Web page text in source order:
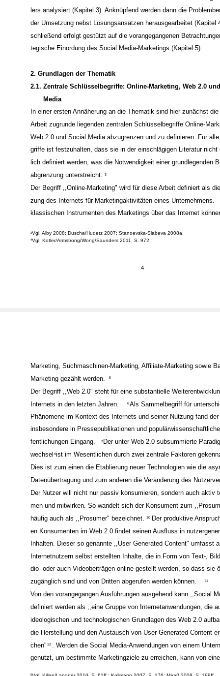
aufbauend werden im Hauptteil der Arbeit die Ziele und
keiten beim Einsatz von Social Media aus Sicht eines
lers analysiert (Kapitel 3). Anknüpfend werden dann die
der Umsetzung nebst Lösungsansätzen herausgearbeitet (Kapitel
schließend erfolgt gestützt auf die vorangegangenen
2. Grundlagen der Thematik
In einer ersten Annäherung an die Thematik sind hier zunächst
Arbeit zugrunde liegenden zentralen Schlüsselbegriffe Online-
Web 2.0 und Social Media abzugrenzen und zu definieren. Für
griffe ist festzuhalten, dass sie in der einschlägigen Literatur nicht
lich definiert werden, was die Notwendigkeit einer grundlegenden
abgrenzung unterstreicht.
Der Begriff ,,Online-Marketing" wird für diese Arbeit definiert als
zung des Internets für Marketingaktivitäten eines Unternehmens.
klassischen Instrumenten des Marketings über das Internet
Marketing, Suchmaschinen-Marketing, Affiliate-Marketing sowie
Marketing gezählt werden.
Der Begriff ,,Web 2.0" steht für eine substantielle
Als Sammelbegriff für
Phänomene im Kontext des Internets und seiner Nutzung fand
insbesondere in Pressepublikationen und
Der unter Web 2.0 subsummierte
ist im Wesentlichen durch zwei zentrale Faktoren
Dies ist zum einen die Etablierung neuer Technologien wie die
Datenübertragung und zum anderen die Veränderung des
Der Nutzer will nicht nur passiv konsumieren, sondern auch aktiv
men und mitwirken. So wandelt sich der Konsument zum
häufig auch als ,,Prosumer" bezeichnet.
Der produktive
en Konsumenten im Web 2.0 findet seinen Ausfluss in
Inhalten. Dieser so genannte ,,User Generated Content" umfasst
Internetnutzern selbst erstellten Inhalte, die in Form von Text-,
dio- oder auch Videobeiträgen online gestellt werden, so dass sie
zugänglich sind und von Dritten abgerufen werden können.
Von den vorangegangen Ausführungen ausgehend kann ,,Social
definiert werden als ,,eine Gruppe von Internetanwendungen, die
ideologischen und technologischen Grundlagen des Web 2.0
die Herstellung und den Austausch von User Generated Content
chen"
. Werden die Social Media-Anwendungen von einem